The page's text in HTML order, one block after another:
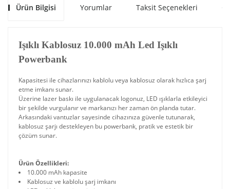
Ürün Bilgisi Yorumlar Taksit Seçenekleri
Işıklı Kablosuz 10.000 mAh Led Işıklı
Powerbank
Kapasitesi ile cihazlarınızı kablolu veya kablosuz olarak hızlıca şarj
etme imkanı sunar.
Üzerine lazer baskı ile uygulanacak logonuz, LED ışıklarla etkileyici
bir şekilde vurgulanır ve markanızı her zaman ön planda tutar.
Arkasındaki vantuzlar sayesinde cihazınıza güvenle tutunarak,
kablosuz şarjı destekleyen bu powerbank, pratik ve estetik bir
çözüm sunar.
Ürün Özellikleri:
10.000 mAh kapasite
Kablosuz ve kablolu şarj imkanı